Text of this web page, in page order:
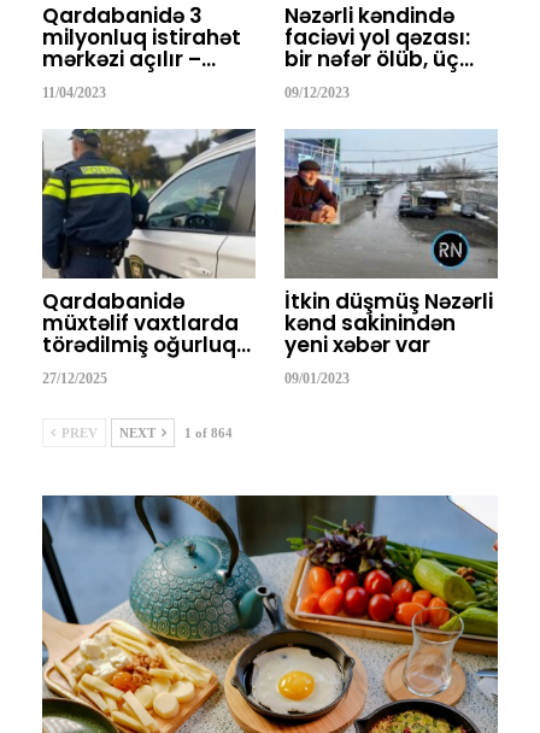
Qardabanidə 3
milyonluq istirahət
mərkəzi açılır –…
11/04/2023
Nəzərli kəndində
faciəvi yol qəzası:
bir nəfər ölüb, üç…
09/12/2023
Qardabanidə
müxtəlif vaxtlarda
törədilmiş oğurluq…
27/12/2025
İtkin düşmüş Nəzərli
kənd sakinindən
yeni xəbər var
09/01/2023
PREV NEXT 1 of 864